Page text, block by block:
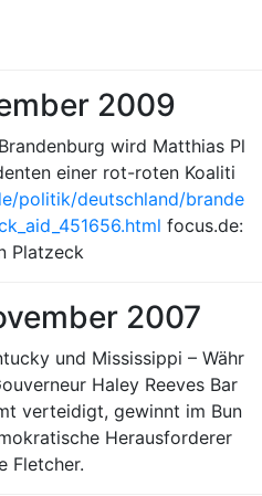
2009
wird Matthias Pl
einer rot-roten Koaliti
politik/deutschland/brande
focus.de:
Platzeck
2007
und Mississippi – Währ
Haley Reeves Bar
verteidigt, gewinnt im Bun
Herausforderer
Fletcher.